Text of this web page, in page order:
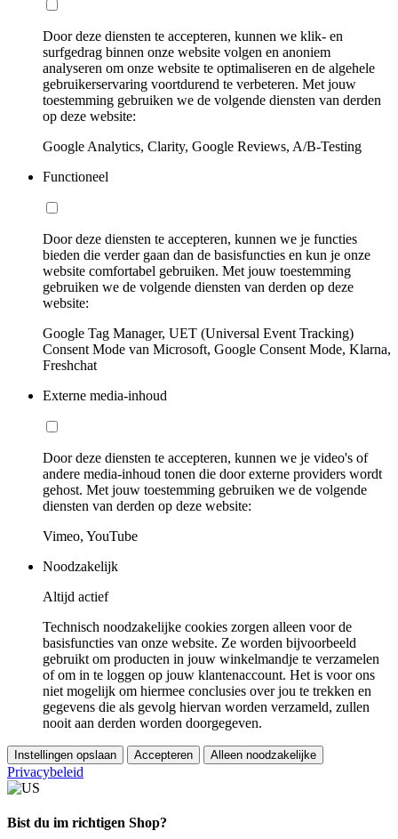
Door deze diensten te accepteren, kunnen we klik- en
surfgedrag binnen onze website volgen en anoniem
analyseren om onze website te optimaliseren en de algehele
gebruikerservaring voortdurend te verbeteren. Met jouw
toestemming gebruiken we de volgende diensten van derden
op deze website:
Google Analytics, Clarity, Google Reviews, A/B-Testing
Functioneel
Door deze diensten te accepteren, kunnen we je functies
bieden die verder gaan dan de basisfuncties en kun je onze
website comfortabel gebruiken. Met jouw toestemming
gebruiken we de volgende diensten van derden op deze
website:
Google Tag Manager, UET (Universal Event Tracking)
Consent Mode van Microsoft, Google Consent Mode, Klarna,
Freshchat
Externe media-inhoud
Door deze diensten te accepteren, kunnen we je video's of
andere media-inhoud tonen die door externe providers wordt
gehost. Met jouw toestemming gebruiken we de volgende
diensten van derden op deze website:
Vimeo, YouTube
Noodzakelijk
Altijd actief
Technisch noodzakelijke cookies zorgen alleen voor de
basisfuncties van onze website. Ze worden bijvoorbeeld
gebruikt om producten in jouw winkelmandje te verzamelen
of om in te loggen op jouw klantenaccount. Het is voor ons
niet mogelijk om hiermee conclusies over jou te trekken en
gegevens die als gevolg hiervan worden verzameld, zullen
nooit aan derden worden doorgegeven.
Instellingen opslaan Accepteren Alleen noodzakelijke
Privacybeleid
Bist du im richtigen Shop?